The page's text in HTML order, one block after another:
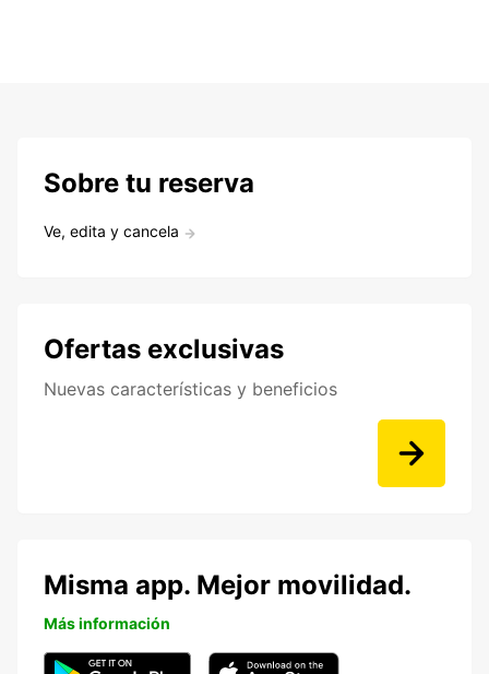
Sobre tu reserva
Ve, edita y cancela
Ofertas exclusivas
Nuevas características y beneficios
Misma app. Mejor movilidad.
Más información